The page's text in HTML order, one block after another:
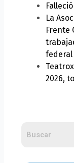
La
Frente
2026,